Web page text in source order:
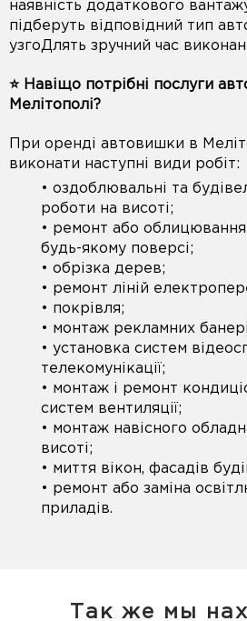
наявність додаткового
підберуть відповідний тип
узгоДлять зручний час
⭐️ Навіщо потрібні послуги
Мелітополі?
При оренді автовишки в
виконати наступні види робіт:
• оздоблювальні та
роботи на висоті;
• ремонт або облицювання
будь-якому поверсі;
• обрізка дерев;
• ремонт ліній
• покрівля;
• монтаж рекламних
• установка систем
телекомунікації;
• монтаж і ремонт
систем вентиляції;
• монтаж навісного
висоті;
• миття вікон, фасадів
• ремонт або заміна
приладів.
Так же мы